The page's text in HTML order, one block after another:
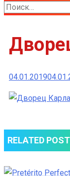
Найти:
04.01.2019
RELATED